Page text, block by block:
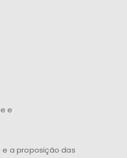
e
a proposição das